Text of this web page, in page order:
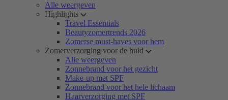
Alle weergeven
Highlights
Travel Essentials
Beautyzomertrends 2026
Zomerse must-haves voor hem
Zomerverzorging voor de huid
Alle weergeven
Zonnebrand voor het gezicht
Make-up met SPF
Zonnebrand voor het hele lichaam
Haarverzorging met SPF